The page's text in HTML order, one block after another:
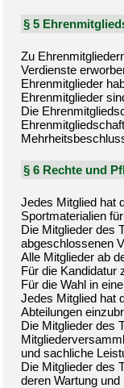
§ 5
Zu
Verdienste
Ehrenmitglieder
Ehrenmitglieder
Die
§ 6 Rechte und
Jedes Mitglied hat
Sportmaterialien
Die Mitglieder des
abgeschlossenen
Alle Mitglieder ab
Für die Kandidatur
Für die Wahl in
Jedes Mitglied hat
Abteilungen
Die Mitglieder des
und sachliche
Die Mitglieder des
deren Wartung und